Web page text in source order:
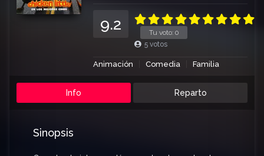
Tu voto: 0
9.2
5 votos
Animación Comedia Familia
Info Reparto
Sinopsis